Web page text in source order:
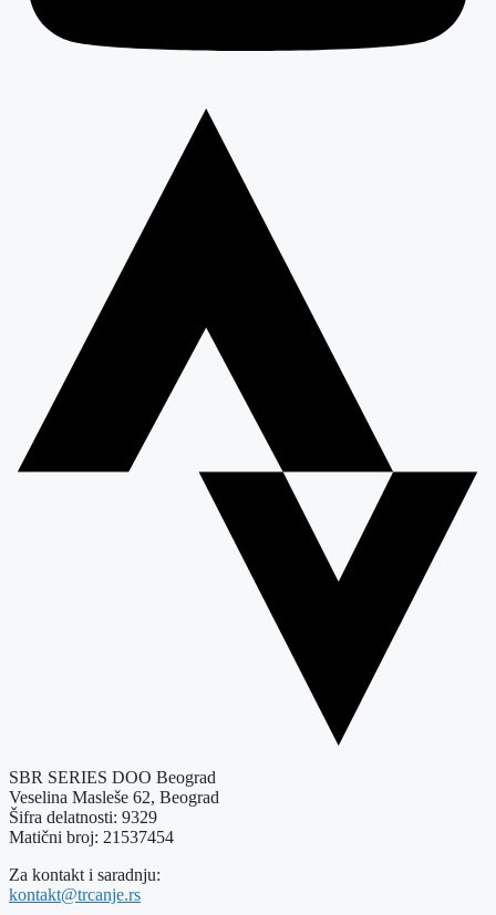
SBR SERIES DOO Beograd
Veselina Masleše 62, Beograd
Šifra delatnosti: 9329
Matični broj: 21537454
Za kontakt i saradnju:
kontakt@trcanje.rs